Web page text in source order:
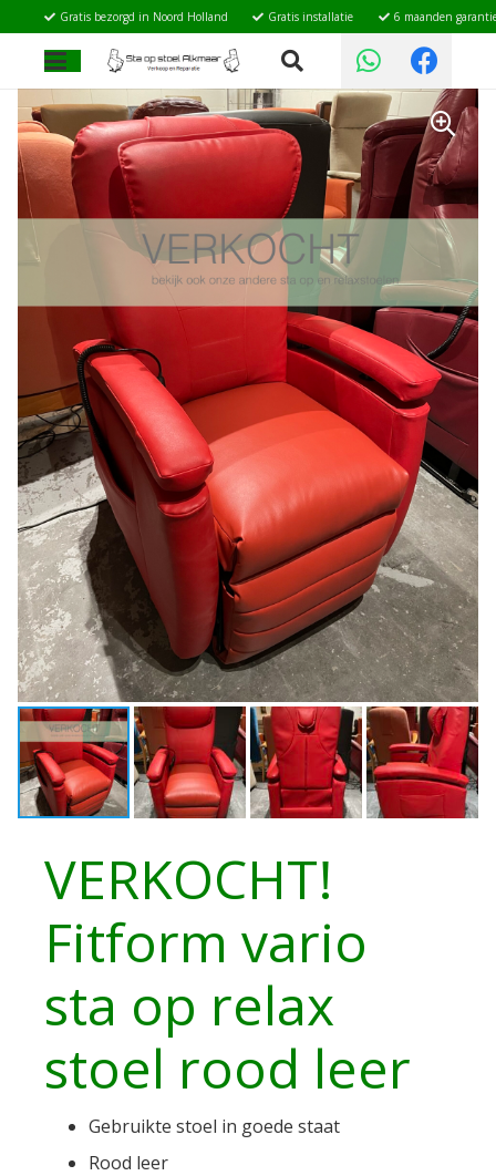
Gratis bezorgd in Noord Holland Gratis installatie 6 maanden
VERKOCHT!
Fitform vario
sta op relax
stoel rood leer
Gebruikte stoel in goede staat
Rood leer